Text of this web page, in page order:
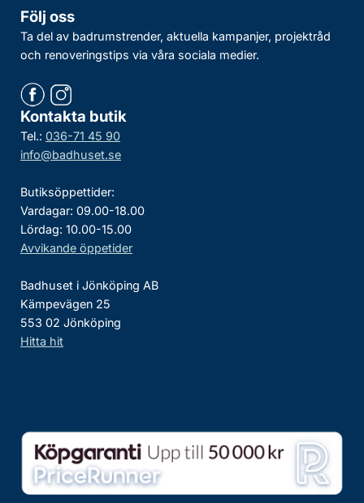
Följ oss
Ta del av badrumstrender, aktuella kampanjer, projektråd
och renoveringstips via våra sociala medier.
Kontakta butik
Tel.: 036-71 45 90
info@badhuset.se
Butiksöppettider:
Vardagar: 09.00-18.00
Lördag: 10.00-15.00
Avvikande öppetider
Badhuset i Jönköping AB
Kämpevägen 25
553 02 Jönköping
Hitta hit